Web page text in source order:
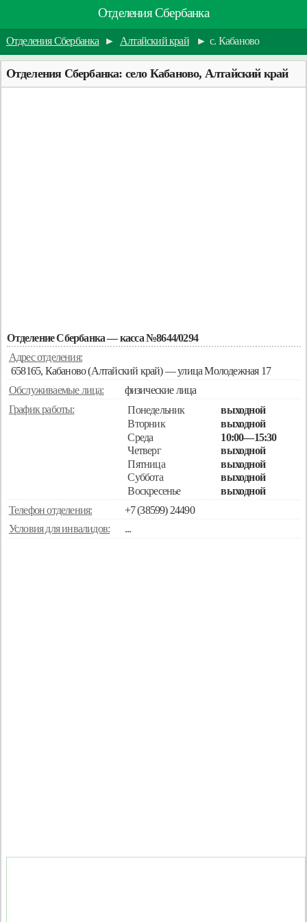
Отделения Сбербанка
Отделения Сбербанка ► Алтайский край ► с. Кабаново
Отделения Сбербанка: село Кабаново, Алтайский край
Отделение Сбербанка — касса №8644/0294
Адрес отделения:
658165, Кабаново (Алтайский край) — улица Молодежная 17
Обслуживаемые лица:
физические лица
График работы:
Понедельник
выходной
Вторник
выходной
Среда
10:00—15:30
Четверг
выходной
Пятница
выходной
Суббота
выходной
Воскресенье
выходной
Телефон отделения:
+7 (38599) 24490
Условия для инвалидов:
...